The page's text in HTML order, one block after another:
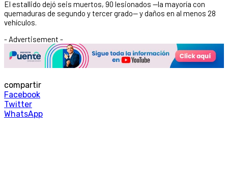
El estallido dejó seis muertos, 90 lesionados —la mayoría con
quemaduras de segundo y tercer grado— y daños en al menos 28
vehículos.
- Advertisement -
compartir
Facebook
Twitter
WhatsApp